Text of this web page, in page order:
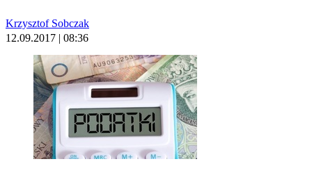
Krzysztof Sobczak
12.09.2017 | 08:36